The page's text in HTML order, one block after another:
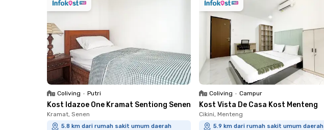
Coliving • Putri
Kost Idazoe One Kramat Sentiong Senen
Kramat, Senen
5.8 km dari rumah sakit umum daerah
Coliving • Campur
Kost Vista De Casa Kost Menteng
Cikini, Menteng
5.9 km dari rumah sakit umum daerah